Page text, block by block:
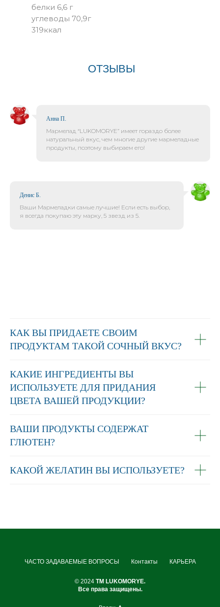
белки 6,6 г
углеводы 70,9г
319ккал
ОТЗЫВЫ
Анна П.
Мармелад “LUKOMORYE” имеет гораздо более
натуральный вкус, чем многие другие мармеладные
продукты, поэтому выбираем его!
Денис Б.
Ваши Мармеладки самые лучшие! Если есть выбор,
я всегда покупаю эту марку, 5 звезд из 5.
КАК ВЫ ПРИДАЕТЕ СВОИМ
ПРОДУКТАМ ТАКОЙ СОЧНЫЙ ВКУС?
КАКИЕ ИНГРЕДИЕНТЫ ВЫ
ИСПОЛЬЗУЕТЕ ДЛЯ ПРИДАНИЯ
ЦВЕТА ВАШЕЙ ПРОДУКЦИИ?
ВАШИ ПРОДУКТЫ СОДЕРЖАТ
ГЛЮТЕН?
КАКОЙ ЖЕЛАТИН ВЫ ИСПОЛЬЗУЕТЕ?
ЧАСТО ЗАДАВАЕМЫЕ ВОПРОСЫ Контакты КАРЬЕРА
© 2024 TM LUKOMORYE.
Все права защищены.